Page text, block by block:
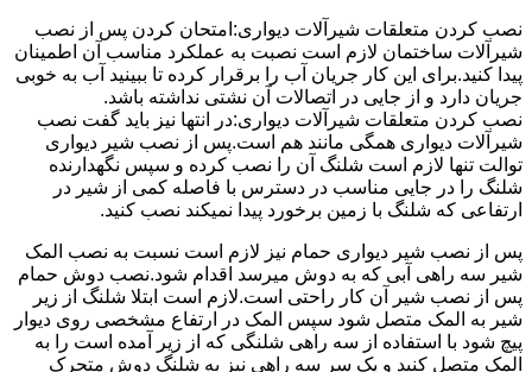
نصب کردن متعلقات شیرآلات دیواری:امتحان کردن پس از نصب
شیرآلات ساختمان لازم است نصبت به عملکرد مناسب آن اطمینان
پیدا کنید.برای این کار جریان آب را برقرار کرده تا ببینید آب به خوبی
جریان دارد و از جایی در اتصالات آن نشتی نداشته باشد.
نصب کردن متعلقات شیرآلات دیواری:در انتها نیز باید گفت نصب
شیرآلات دیواری همگی مانند هم است.پس از نصب شیر دیواری
توالت تنها لازم است شلنگ آن را نصب کرده و سپس نگهدارنده
شلنگ را در جایی مناسب در دسترس با فاصله کمی از شیر در
ارتفاعی که شلنگ با زمین برخورد پیدا نمیکند نصب کنید.
پس از نصب شیر دیواری حمام نیز لازم است نسبت به نصب المک
شیر سه راهی آبی که به دوش میرسد اقدام شود.نصب دوش حمام
پس از نصب شیر آن کار راحتی است.لازم است ابتلا شلنگ از زیر
شیر به المک متصل شود سپس المک در ارتفاع مشخصی روی دیوار
پیچ شود با استفاده از سه راهی شلنگی که از زیر آمده است را به
المک متصل کنید و یک سر سه راهی نیز به شلنگ دوش متحرک